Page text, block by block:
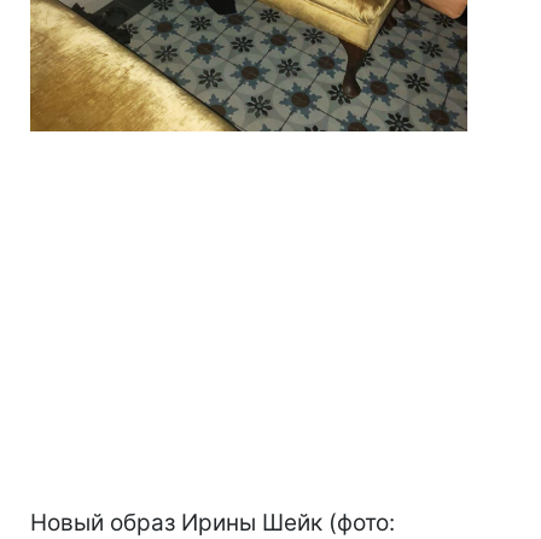
Новый образ Ирины Шейк (фото: